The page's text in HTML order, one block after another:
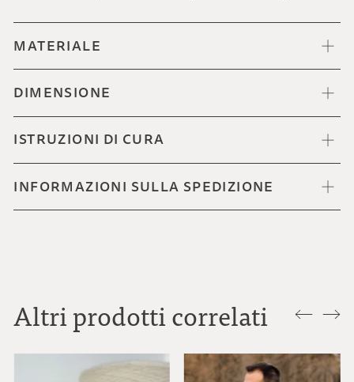
MATERIALE
DIMENSIONE
ISTRUZIONI DI CURA
INFORMAZIONI SULLA SPEDIZIONE
Altri prodotti correlati